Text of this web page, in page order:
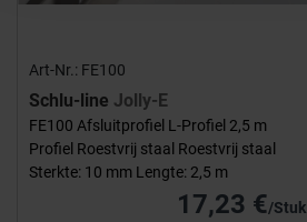
Art-Nr.: FE100
Schlu-line Jolly-E
FE100 Afsluitprofiel L-Profiel 2,5 m
Profiel Roestvrij staal Roestvrij staal
Sterkte: 10 mm Lengte: 2,5 m
17,23 €/Stuk